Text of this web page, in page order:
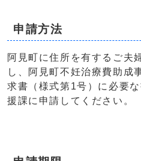
申請方法
阿見町に住所を有するご夫
し、阿見町不妊治療費助成
求書（様式第1号）に必要
援課に申請してください。